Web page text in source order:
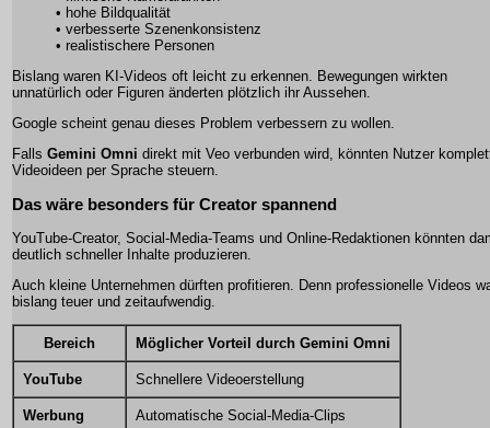
• hohe Bildqualität
• verbesserte Szenenkonsistenz
• realistischere Personen
Bislang waren KI-Videos oft leicht zu erkennen. Bewegungen wirkten
unnatürlich oder Figuren änderten plötzlich ihr Aussehen.
Google scheint genau dieses Problem verbessern zu wollen.
Falls Gemini Omni direkt mit Veo verbunden wird, könnten Nutzer
Videoideen per Sprache steuern.
Das wäre besonders für Creator spannend
YouTube-Creator, Social-Media-Teams und Online-Redaktionen könnten
deutlich schneller Inhalte produzieren.
Auch kleine Unternehmen dürften profitieren. Denn professionelle Videos
bislang teuer und zeitaufwendig.
Bereich Möglicher Vorteil durch Gemini Omni
YouTube Schnellere Videoerstellung
Werbung Automatische Social-Media-Clips